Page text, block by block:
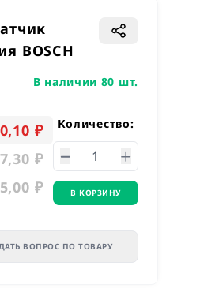
BOSCH
В наличии 80 шт.
₽
₽
₽
Количество:
В КОРЗИНУ
ВОПРОС ПО ТОВАРУ